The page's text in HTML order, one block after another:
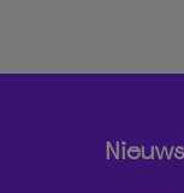
Nieuws